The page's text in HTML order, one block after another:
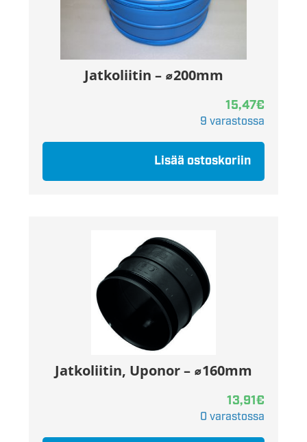
Jatkoliitin – ⌀200mm
15,47€
9 varastossa
Lisää ostoskoriin
Jatkoliitin, Uponor – ⌀160mm
13,91€
0 varastossa